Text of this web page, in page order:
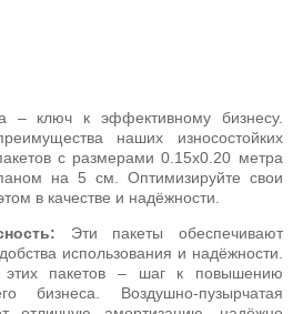
– ключ к эффективному бизнесу.
наших износостойких
с размерами 0.15x0.20 метра
на 5 см. Оптимизируйте свои
в качестве и надёжности.
Эти пакеты обеспечивают
использования и надёжности.
пакетов – шаг к повышению
бизнеса. Воздушно-пузырчатая